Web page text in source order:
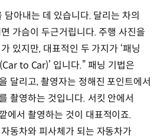
담아내는 데 있습니다. 달리는 차의
가슴이 두근거립니다. 주행 사진을
있지만, 대표적인 두 가지가 ‘패닝
to Car)’ 입니다.” 패닝 기법은
달리고, 촬영자는 정해진 포인트에서
촬영하는 것입니다. 서킷 안에서
에서 촬영하는 것이 대표적이죠.
동차와 피사체가 되는 자동차가